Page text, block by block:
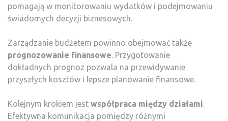
pomagają w monitorowaniu wydatków i podejmowaniu
świadomych decyzji biznesowych.
Zarządzanie budżetem powinno obejmować także
prognozowanie finansowe. Przygotowanie
dokładnych prognoz pozwala na przewidywanie
przyszłych kosztów i lepsze planowanie finansowe.
Kolejnym krokiem jest współpraca między działami.
Efektywna komunikacja pomiędzy różnymi